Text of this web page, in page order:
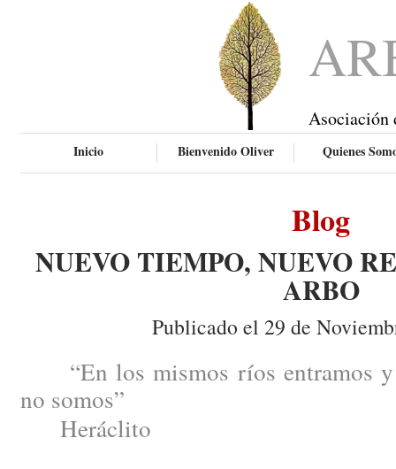
Asociación
Inicio Bienvenido Oliver Quienes
Blog
NUEVO TIEMPO, NUEVO
ARBO
Publicado el 29 de
“En los mismos ríos entramos y
no somos”
Heráclito